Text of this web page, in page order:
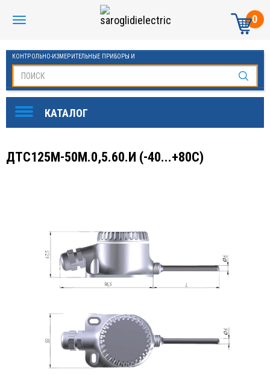
0
КОНТРОЛЬНО-ИЗМЕРИТЕЛЬНЫЕ ПРИБОРЫ И
ДТС125М-50М.0,5.60.И (-40...+80С)